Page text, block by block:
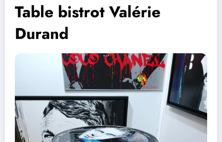
Table bistrot Valérie
Durand